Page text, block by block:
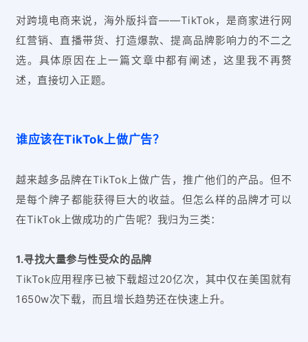
对跨境电商来说，海外版抖音——TikTok，是商家进行网
红营销、直播带货、打造爆款、提高品牌影响力的不二之
选。具体原因在上一篇文章中都有阐述，这里我不再赘
述，直接切入正题。
谁应该在TikTok上做广告？
越来越多品牌在TikTok上做广告，推广他们的产品。但不
是每个牌子都能获得巨大的收益。但怎么样的品牌才可以
在TikTok上做成功的广告呢？我归为三类：
1.寻找大量参与性受众的品牌
TikTok应用程序已被下载超过20亿次，其中仅在美国就有
1650w次下载，而且增长趋势还在快速上升。